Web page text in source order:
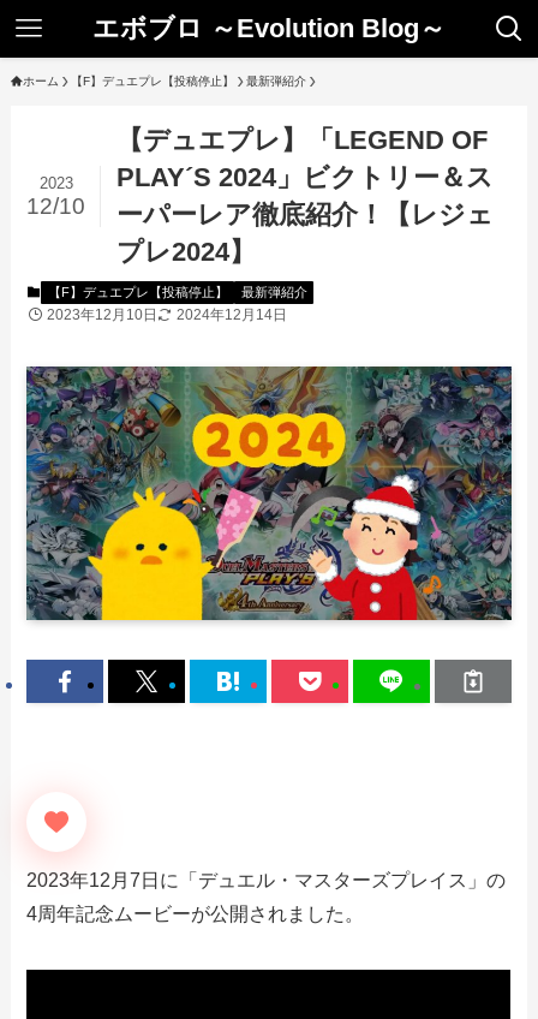
エボブロ ～Evolution Blog～
ホーム 【F】デュエプレ【投稿停止】 最新弾紹介
【デュエプレ】「LEGEND OF
PLAY´S 2024」ビクトリー＆ス
ーパーレア徹底紹介！【レジェ
プレ2024】
2023
12/10
【F】デュエプレ【投稿停止】 最新弾紹介
2023年12月10日 2024年12月14日
2023年12月7日に「デュエル・マスターズプレイス」の
4周年記念ムービーが公開されました。